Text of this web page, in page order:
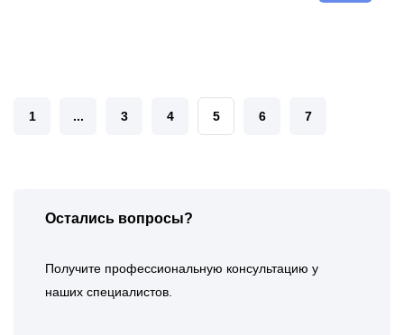
1 ... 3 4 5 6 7
Остались вопросы?
Получите профессиональную консультацию у
наших специалистов.